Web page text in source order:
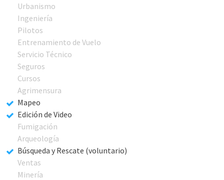
Urbanismo
Ingeniería
Pilotos
Entrenamiento de Vuelo
Servicio Técnico
Seguros
Cursos
Agrimensura
Mapeo
Edición de Video
Fumigación
Arqueología
Búsqueda y Rescate (voluntario)
Ventas
Minería